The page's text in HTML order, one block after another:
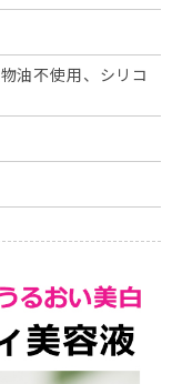
油不使用、シリコ